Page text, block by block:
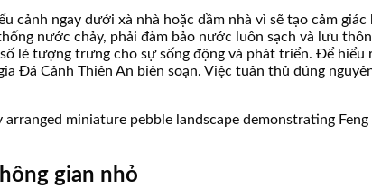
ngay dưới xà nhà hoặc dầm nhà vì sẽ tạo cảm
nước chảy, phải đảm bảo nước luôn sạch và lưu
lẻ tượng trưng cho sự sống động và phát triển. Để
Đá Cảnh Thiên An biên soạn. Việc tuân thủ đúng
gian nhỏ